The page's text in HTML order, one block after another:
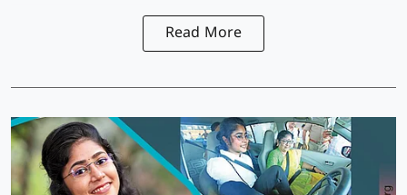
Read More